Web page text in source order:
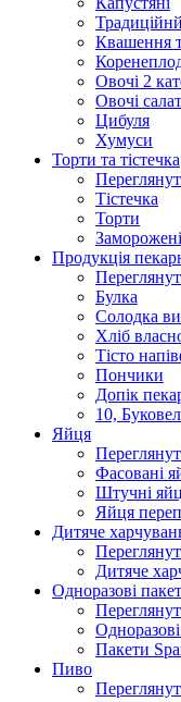
Квашення
Овочі 2
Овочі
Цибуля
Хумуси
Торти та тістечка
Тістечка
Торти
Продукцiя
Булка
Солодка
Хлiб
Тiсто
Пончики
Допік
10,
Яйця
Фасовані
Штучні
Яйця
Дитяче
Дитяче
Одноразові
Пакети
Пиво